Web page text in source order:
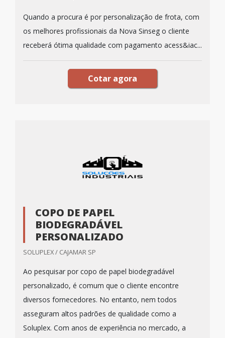
Quando a procura é por personalização de frota, com
os melhores profissionais da Nova Sinseg o cliente
receberá ótima qualidade com pagamento acess&iac...
Cotar agora
COPO DE PAPEL
BIODEGRADÁVEL
PERSONALIZADO
SOLUPLEX / CAJAMAR SP
Ao pesquisar por copo de papel biodegradável
personalizado, é comum que o cliente encontre
diversos fornecedores. No entanto, nem todos
asseguram altos padrões de qualidade como a
Soluplex. Com anos de experiência no mercado, a